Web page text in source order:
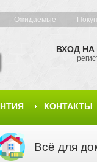
Ожидаемые
КОНТАКТЫ
ВХОД НА
Всё для